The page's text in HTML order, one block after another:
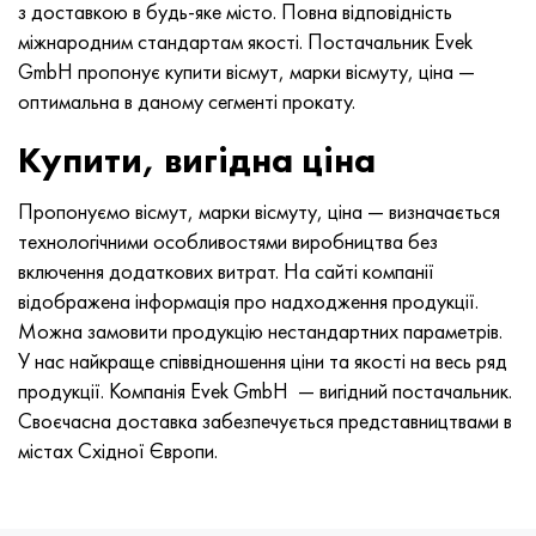
з доставкою в будь-яке місто. Повна відповідність
міжнародним стандартам якості. Постачальник Evek
GmbH пропонує купити вісмут, марки вісмуту, ціна —
оптимальна в даному сегменті прокату.
Купити, вигідна ціна
Пропонуємо вісмут, марки вісмуту, ціна — визначається
технологічними особливостями виробництва без
включення додаткових витрат. На сайті компанії
відображена інформація про надходження продукції.
Можна замовити продукцію нестандартних параметрів.
У нас найкраще співвідношення ціни та якості на весь ряд
продукції. Компанія Evek GmbH — вигідний постачальник.
Своєчасна доставка забезпечується представництвами в
містах Східної Європи.
MP159
Multimet n155
Никрофер 6030
Нитроник 40
Нитроник 50
Нитроник 60
Нитроник 75
Стрічка, коло, дріт 56ДГНХ
Стрічка 68НХВКТЮ
Стрічка, коло, дріт 80НМ
80НМВ-ВІ
80НХС
81НМА
Види прецизійних сплавів
Лист, круг, дріт ХН73МБТЮ
Труба ХН70Ю
Лист, круг, дріт ХН75ТБЮ
Лист, круг, дріт ХН77ТЮ
труба ХН77ТЮР
труба ХН78Т
Лист, круг, дріт ХН80ТБЮ
5B
ТЛ5
МС-6
14 титан
СП -17
40 титан
1.4567 - aisi 304Cu
1.4570 - aisi303Cu
1.4580 - aisi 316Cb
1.4597 - aisi 204Cu
Сплав 28 - 1.4563
Сплав 31 - 1.4562
Сплав 254smo® - 1.4547
15Х16Н2АМ
18Х11МНФБ
20Х12ВНМФ
20Х3МВФ
21НКМТ
37Х12Н8Г8МФБ
40Х10С2М
30Х, aisi 5130, 30h
30хгс, 30hgs
30хгсн2а, 30hgsna
30хн2ма, 30CrNiMo8
30хн3а, 31nicr14
34хн3ма, 36NiCrMo16, 35NiCrMo16
35hgs, 35хгс